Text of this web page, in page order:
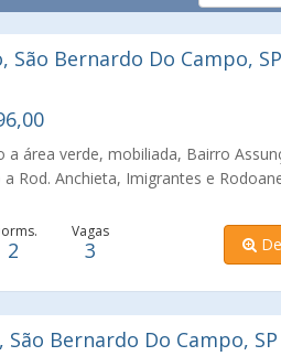
São Bernardo Do Campo, SP
área verde, mobiliada, Bairro
Rod. Anchieta, Imigrantes e
banheiro com box de vidro e
Varanda superior. Piso
2
Vagas
3
Bernardo Do Campo, SP